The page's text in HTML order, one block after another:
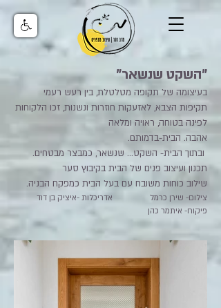
"השקט שנשאר"
בעיצומה של תקופה מטלטלת, בין רעש רעמי
תקיפות הצבא, לאזעקות חוזרות ונשנות, זכו הלקוחות
לפינה בטוחה, ראויה ומלאה
אהבה. הבית-בדמותם.
ובתוך הבית- השקט... שנשאר, כמבצר מבטחים.
תכנון ועיצוב פנים של הבית בקיבוץ סער
שילוב כוחות משובח עם בעל הבית כמפקח הבניה.
צילום- שירן כרמל אדריכלות -איציק בן דוד
פיקוח- איתמר כהן